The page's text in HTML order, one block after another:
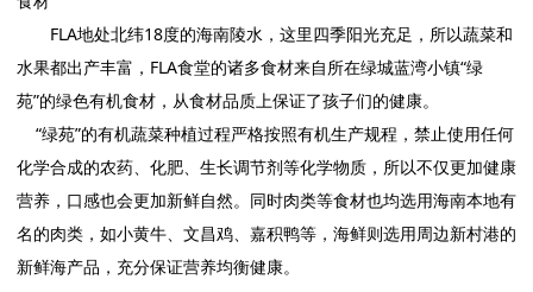
FLA地处北纬18度的海南陵水，这里四季阳光充足，所以蔬菜和
水果都出产丰富，FLA食堂的诸多食材来自所在绿城蓝湾小镇“绿
苑”的绿色有机食材，从食材品质上保证了孩子们的健康。
“绿苑”的有机蔬菜种植过程严格按照有机生产规程，禁止使用任何
化学合成的农药、化肥、生长调节剂等化学物质，所以不仅更加健康
营养，口感也会更加新鲜自然。同时肉类等食材也均选用海南本地有
名的肉类，如小黄牛、文昌鸡、嘉积鸭等，海鲜则选用周边新村港的
新鲜海产品，充分保证营养均衡健康。